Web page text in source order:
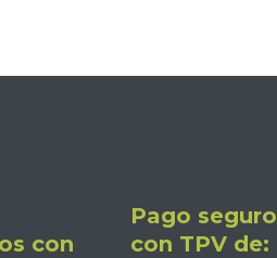
con
Pago seguro
con TPV de: